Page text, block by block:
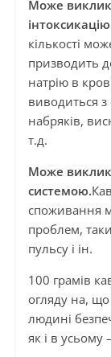
Може
кількості
призводить
натрію в
виводиться
набряків,
т.д.
Може
системою.
споживання
проблем,
пульсу і ін.
100 грамів
огляду на,
людині
як і в усьому